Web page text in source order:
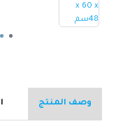
وصف المنتج